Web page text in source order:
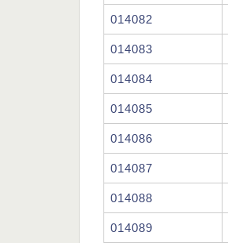
014082
014083
014084
014085
014086
014087
014088
014089